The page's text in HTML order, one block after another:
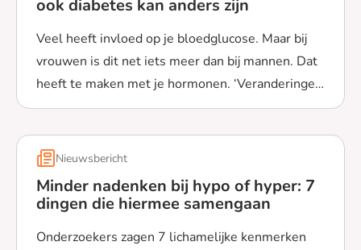
ook diabetes kan anders zijn
Veel heeft invloed op je bloedglucose. Maar bij
vrouwen is dit net iets meer dan bij mannen. Dat
heeft te maken met je hormonen. ‘Veranderingen
in je hormonen kunnen veel invloed hebben op je
Lees meer over Vrouwen zijn anders dan mannen, dus
Nieuwsbericht
Minder nadenken bij hypo of hyper: 7
dingen die hiermee samengaan
Onderzoekers zagen 7 lichamelijke kenmerken